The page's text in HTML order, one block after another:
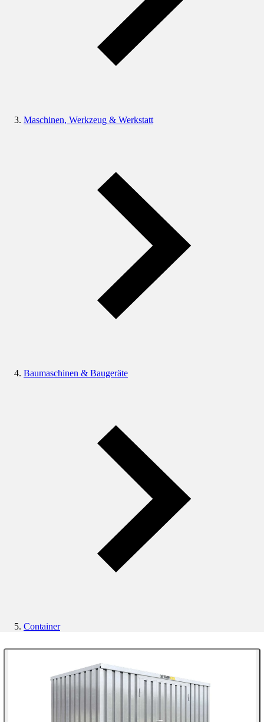
Maschinen, Werkzeug & Werkstatt
Baumaschinen & Baugeräte
Container